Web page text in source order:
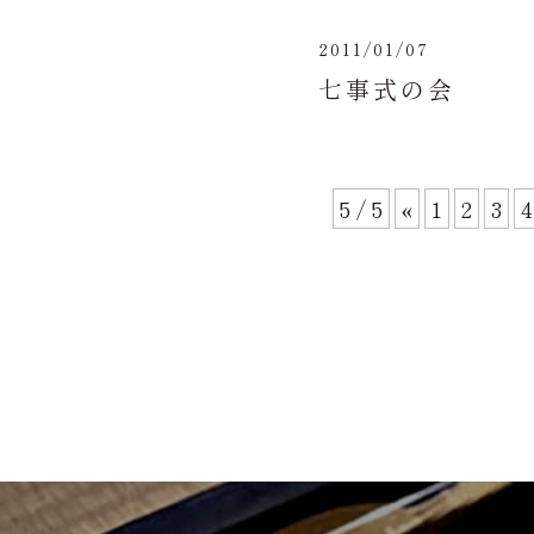
2011/01/07
七事式の会
5 / 5 « 1 2 3 4